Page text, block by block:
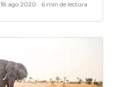
18 ago 2020 6 min de lectura